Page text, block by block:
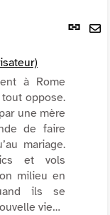
Lien
à Rome
oppose.
une mère
de faire
mariage.
et vols
milieu en
ils se
vie…